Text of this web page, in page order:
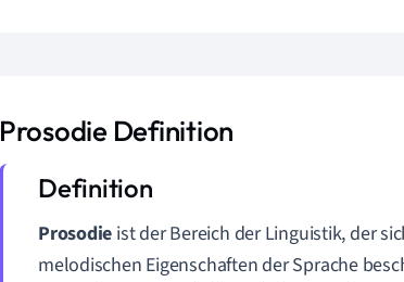
Prosodie Definition
Prosodie ist der Bereich der Linguistik, der
melodischen Eigenschaften der Sprache